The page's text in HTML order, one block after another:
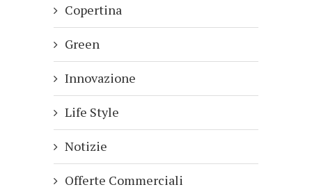
Copertina
Green
Innovazione
Life Style
Notizie
Offerte Commerciali